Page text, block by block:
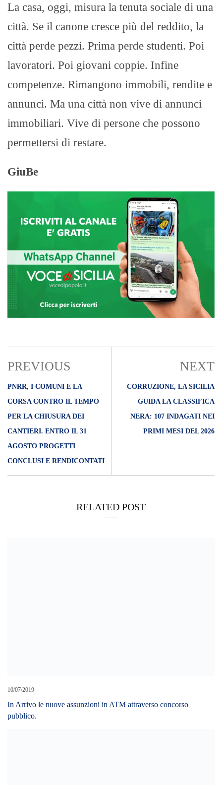
La casa, oggi, misura la tenuta sociale di una
città. Se il canone cresce più del reddito, la
città perde pezzi. Prima perde studenti. Poi
lavoratori. Poi giovani coppie. Infine
competenze. Rimangono immobili, rendite e
annunci. Ma una città non vive di annunci
immobiliari. Vive di persone che possono
permettersi di restare.
GiuBe
PREVIOUS
PNRR, I COMUNI E LA
CORSA CONTRO IL TEMPO
PER LA CHIUSURA DEI
CANTIERI. ENTRO IL 31
AGOSTO PROGETTI
CONCLUSI E RENDICONTATI
NEXT
CORRUZIONE, LA SICILIA
GUIDA LA CLASSIFICA
NERA: 107 INDAGATI NEI
PRIMI MESI DEL 2026
RELATED POST
Ex Province, guerra per la ripartizione dei fondi, Sindaco De
Luca: “Messina avrà assegnazioni aggiuntive”